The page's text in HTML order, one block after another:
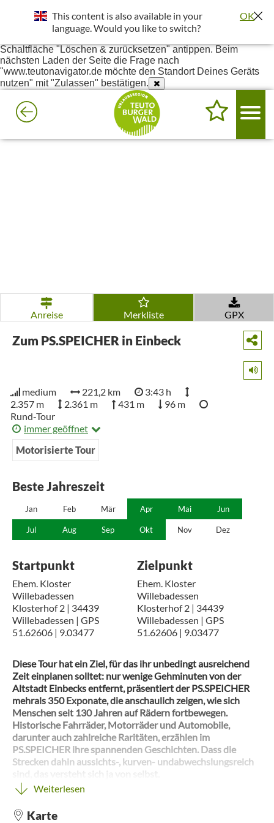
um bessere Ergebnisse in deiner Umgebung darzustellen.
Einstellungen - Website-Einstellungen - Ort - Unter Blockiert
Schaltfläche "Löschen & zurücksetzen" antippen. Beim
nächsten Laden der Seite die Frage nach
"www.teutonavigator.de möchte den Standort Deines Geräts
nutzen" mit "Zulassen" bestätigen.
Anreise Merkliste GPX
Zum PS.SPEICHER in Einbeck
medium 221,2 km
3:43 h
2.357 m
2.361 m 431 m
96 m
Rund-Tour
immer geöffnet
Motorisierte Tour
Beste Jahreszeit
Jan Feb Mär Apr Mai Jun
Jul Aug Sep Okt Nov Dez
Startpunkt
Ehem. Kloster
Willebadessen
Klosterhof 2 | 34439
Willebadessen | GPS
51.62606 | 9.03477
Zielpunkt
Ehem. Kloster
Willebadessen
Klosterhof 2 | 34439
Willebadessen | GPS
51.62606 | 9.03477
Diese Tour hat ein Ziel, für das ihr unbedingt ausreichend
Zeit einplanen solltet: nur wenige Gehminuten von der
Altstadt Einbecks entfernt, präsentiert der PS.SPEICHER
mehrals 350 Exponate, die anschaulich zeigen, wie sich
Menschen seit 130 Jahren auf Rädern fortbewegen.
Historische Fahrräder, Motorräder und Automobile,
darunter auch zahlreiche Raritäten, erzählen im
PS.SPEICHER ihre spannenden Geschichten. Dass die
Strecken dahin aussichts-, kurven- undabwechslungsreich
ehemaligen Benediktinerinnenklosters Willebadessen geht
Weiterlesen
Karte
This content is also available in your
language. Would you like to switch?
OK